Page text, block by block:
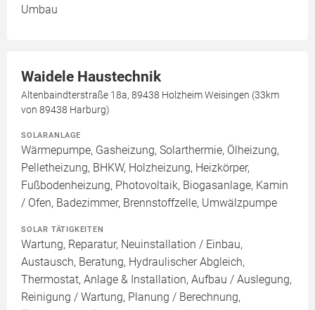
Umbau
Waidele Haustechnik
Altenbaindterstraße 18a, 89438 Holzheim Weisingen (33km
von 89438 Harburg)
SOLARANLAGE
Wärmepumpe, Gasheizung, Solarthermie, Ölheizung,
Pelletheizung, BHKW, Holzheizung, Heizkörper,
Fußbodenheizung, Photovoltaik, Biogasanlage, Kamin
/ Ofen, Badezimmer, Brennstoffzelle, Umwälzpumpe
SOLAR TÄTIGKEITEN
Wartung, Reparatur, Neuinstallation / Einbau,
Austausch, Beratung, Hydraulischer Abgleich,
Thermostat, Anlage & Installation, Aufbau / Auslegung,
Reinigung / Wartung, Planung / Berechnung,